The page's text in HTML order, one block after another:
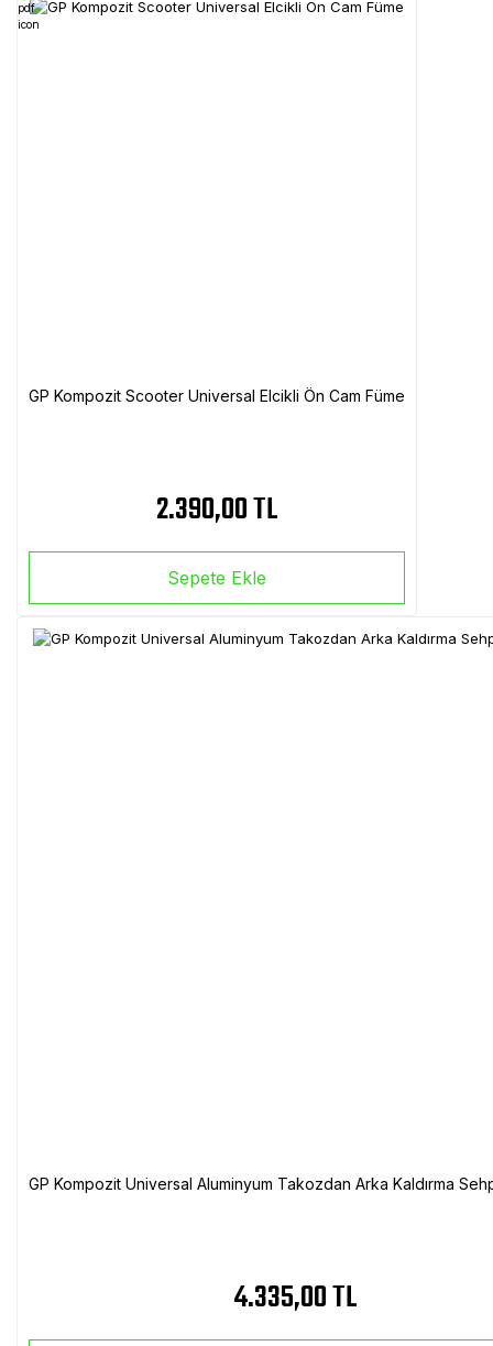
GP Kompozit Scooter Universal Elcikli Ön Cam Füme
2.390,00 TL
Sepete Ekle
GP Kompozit Universal Aluminyum Takozdan Arka Kaldırma
4.335,00 TL